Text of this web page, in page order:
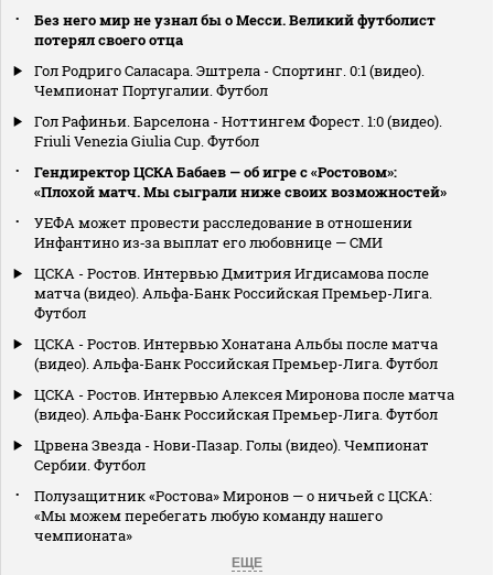
Без него мир не узнал бы о Месси. Великий футболист
потерял своего отца
Гол Родриго Саласара. Эштрела - Спортинг. 0:1 (видео).
Чемпионат Португалии. Футбол
Гол Рафиньи. Барселона - Ноттингем Форест. 1:0 (видео).
Friuli Venezia Giulia Cup. Футбол
Гендиректор ЦСКА Бабаев — об игре с «Ростовом»:
«Плохой матч. Мы сыграли ниже своих возможностей»
УЕФА может провести расследование в отношении
Инфантино из‑за выплат его любовнице — СМИ
ЦСКА - Ростов. Интервью Дмитрия Игдисамова после
матча (видео). Альфа-Банк Российская Премьер-Лига.
Футбол
ЦСКА - Ростов. Интервью Хонатана Альбы после матча
(видео). Альфа-Банк Российская Премьер-Лига. Футбол
ЦСКА - Ростов. Интервью Алексея Миронова после матча
(видео). Альфа-Банк Российская Премьер-Лига. Футбол
Црвена Звезда - Нови-Пазар. Голы (видео). Чемпионат
Сербии. Футбол
Полузащитник «Ростова» Миронов — о ничьей с ЦСКА:
«Мы можем перебегать любую команду нашего
чемпионата»
ЕЩЕ